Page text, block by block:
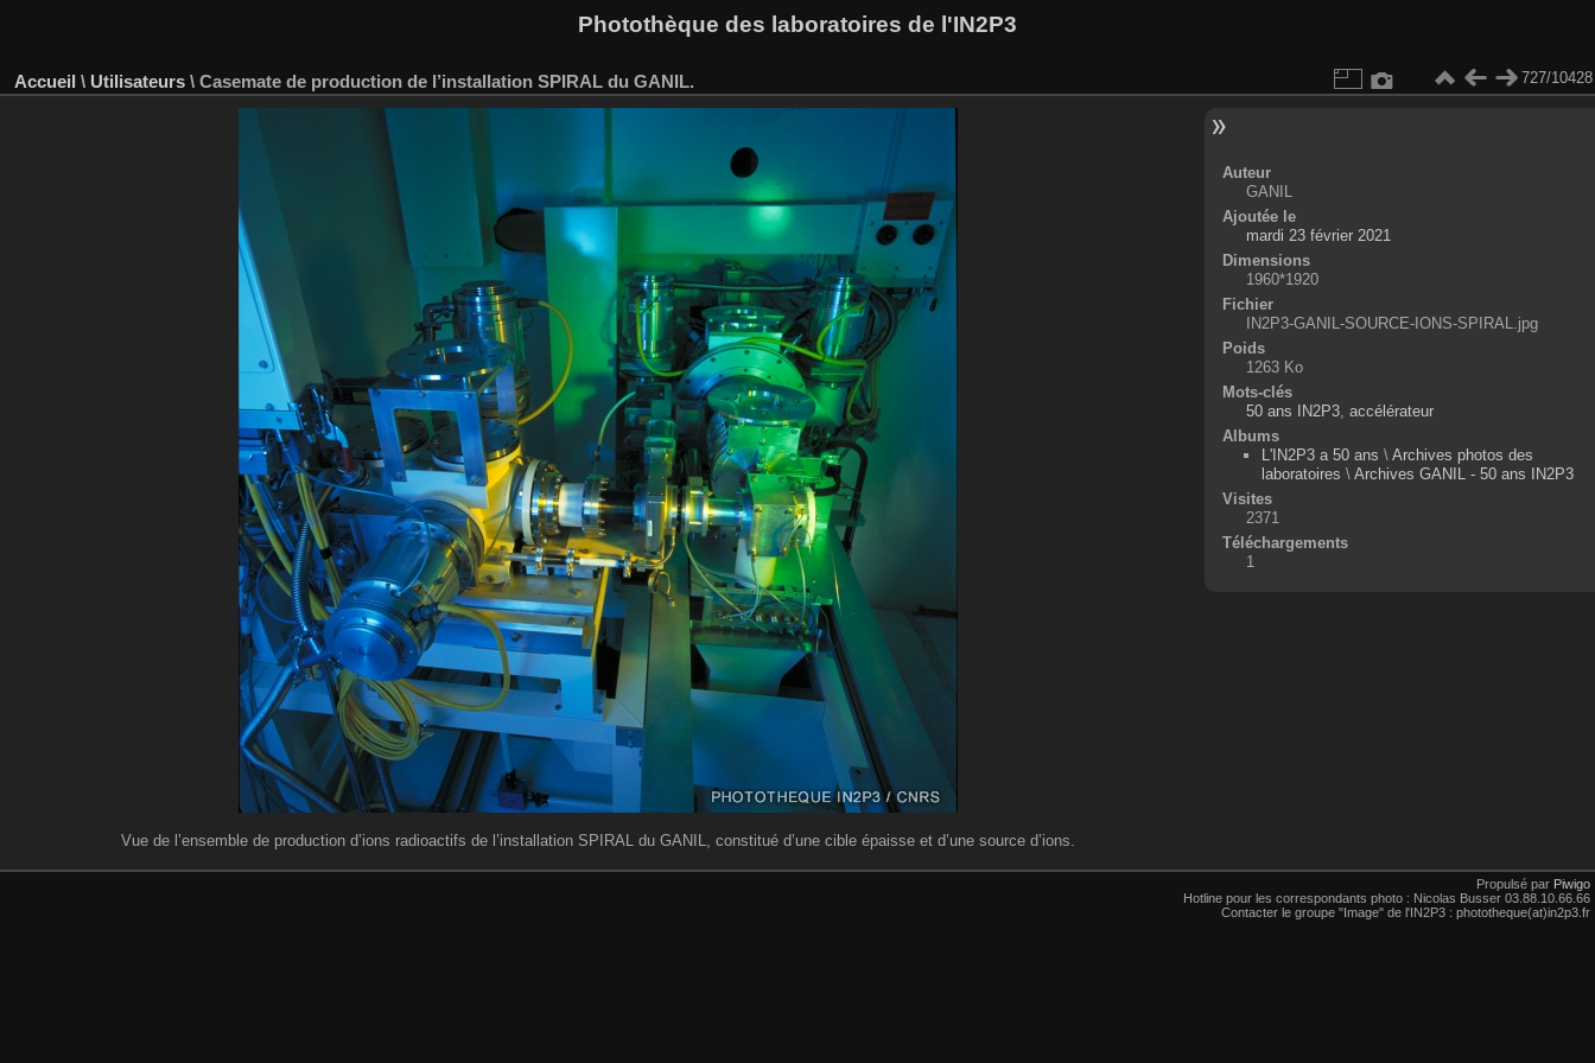
Photothèque des laboratoires de l'IN2P3
Accueil \ Utilisateurs \ Casemate de production de l’installation SPIRAL du GANIL. 727/10428
Vue de l’ensemble de production d’ions radioactifs de l’installation SPIRAL du GANIL, constitué d’une cible épaisse et d’une source d’ions.
Auteur
GANIL
Ajoutée le
mardi 23 février 2021
Dimensions
1960*1920
Fichier
IN2P3-GANIL-SOURCE-IONS-SPIRAL.jpg
Poids
1263 Ko
Mots-clés
50 ans IN2P3, accélérateur
Albums
L'IN2P3 a 50 ans \ Archives photos des
laboratoires \ Archives GANIL - 50 ans IN2P3
Visites
2371
Téléchargements
1
Propulsé par Piwigo
Hotline pour les correspondants photo : Nicolas Busser 03.88.10.66.66
Contacter le groupe "Image" de l'IN2P3 : phototheque(at)in2p3.fr